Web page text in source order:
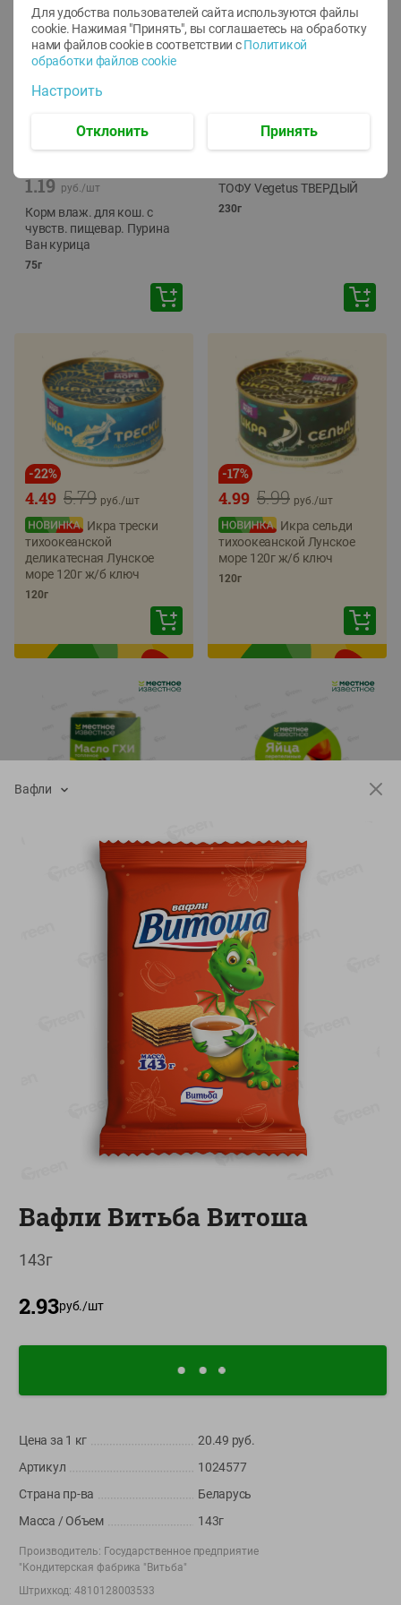
1.19 руб./шт
Корм влаж. для кош. с
чувств. пищевар. Пурина
Ван курица
75г
ТОФУ Vegetus ТВЕРДЫЙ
230г
-22%
5.79
4.49 руб./шт
Икра трески
тихоокеанской
деликатесная Лунское
море 120г ж/б ключ
120г
-17%
5.99
4.99 руб./шт
Икра сельди
тихоокеанской Лунское
море 120г ж/б ключ
120г
13.99 руб./шт
Масло Топленое ГХИ
Местное Известное 99%
6.89
5.99 руб./
Яйца перепелиные
копченые Молодецкие
Местное известное 20 шт
упак Солигорска п/ф
20шт в уп
Показано 1-14 из 79
Показать 15-28 из 79
Каталог товаров
О сервисе
Настройки файлов cookie
Store
Play
+375 44 560-60-61
Время работы Call-центра: Пн.- Пт. с 09.00 до 17.00, СБ, ВС -
выходной
shop@green-market.by
Пишите нам свои вопросы, предложения и комментарии
Вафли
Вафли Витьба Витоша
143г
2.93руб./шт
Цена за 1 кг 20.49 руб.
Артикул
1024577
Страна пр-ва
Беларусь
Масса / Объем
143г
Производитель: Государственное предприятие
"Кондитерская фабрика "Витьба"
Штрихкод:4810128003533
Для удобства пользователей сайта используются файлы
cookie. Нажимая "Принять", вы соглашаетесь на обработку
нами файлов cookie в соответствии с Политикой
обработки файлов cookie
Настроить
Отклонить Принять